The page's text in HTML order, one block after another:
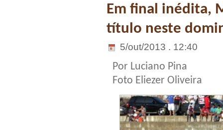
Em final inédita,
título neste
5/out/2013 . 12:40
Por Luciano Pina
Foto Eliezer Oliveira